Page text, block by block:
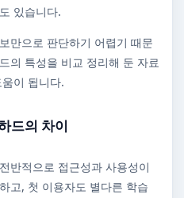
있습니다.
만으로 판단하기 어렵기 때문
의 특성을 비교 정리해 둔 자료
이 됩니다.
드의 차이
반적으로 접근성과 사용성이
고, 첫 이용자도 별다른 학습